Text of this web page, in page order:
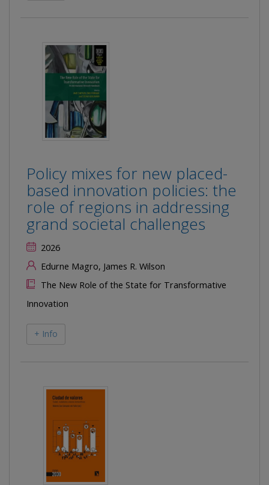
Policy mixes for new placed-
based innovation policies: the
role of regions in addressing
grand societal challenges
2026
Edurne Magro, James R. Wilson
The New Role of the State for Transformative
Innovation
+ Info